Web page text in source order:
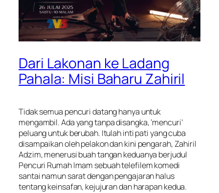
Dari Lakonan ke Ladang
Pahala: Misi Baharu Zahiril
Tidak semua pencuri datang hanya untuk
mengambil. Ada yang tanpa disangka, ‘mencuri’
peluang untuk berubah. Itulah inti pati yang cuba
disampaikan oleh pelakon dan kini pengarah, Zahiril
Adzim, menerusi buah tangan keduanya berjudul
Pencuri Rumah Imam sebuah telefilem komedi
santai namun sarat dengan pengajaran halus
tentang keinsafan, kejujuran dan harapan kedua.